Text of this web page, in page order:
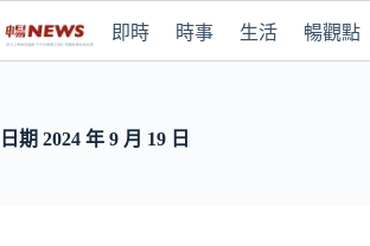
即時 時事 生活 暢觀點
日期 2024 年 9 月 19 日